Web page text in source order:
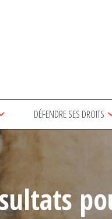
DÉFENDRE SES DROITS